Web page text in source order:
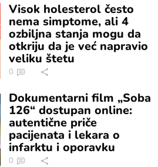
Visok holesterol često
nema simptome, ali 4
ozbiljna stanja mogu da
otkriju da je već napravio
veliku štetu
0
Dokumentarni film „Soba
126“ dostupan online:
autentične priče
pacijenata i lekara o
infarktu i oporavku
0